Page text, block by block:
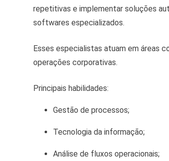
repetitivas e implementar soluções
softwares especializados.
Esses especialistas atuam em áreas
operações corporativas.
Principais habilidades:
Gestão de processos;
Tecnologia da informação;
Análise de fluxos operacionais;